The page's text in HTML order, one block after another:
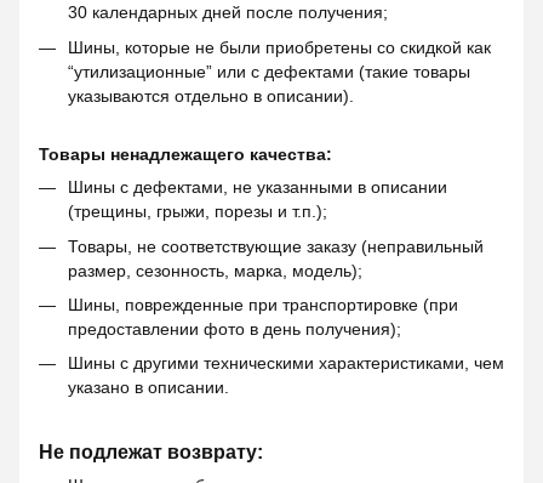
30 календарных дней после получения;
Шины, которые не были приобретены со скидкой как
“утилизационные” или с дефектами (такие товары
указываются отдельно в описании).
Товары ненадлежащего качества:
Шины с дефектами, не указанными в описании
(трещины, грыжи, порезы и т.п.);
Товары, не соответствующие заказу (неправильный
размер, сезонность, марка, модель);
Шины, поврежденные при транспортировке (при
предоставлении фото в день получения);
Шины с другими техническими характеристиками, чем
указано в описании.
Не подлежат возврату: